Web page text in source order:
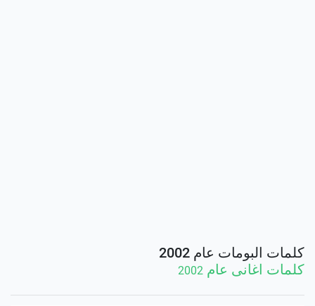
كلمات البومات عام 2002
كلمات اغانى عام 2002